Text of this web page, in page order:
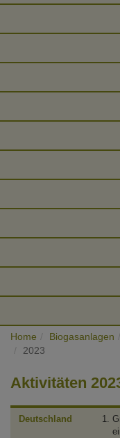
Home Biogasanlagen
2023
Aktivitäten
Deutschland